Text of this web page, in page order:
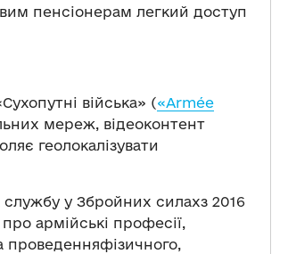
пенсіонерам легкий доступ
війська» («Armée
мереж, відеоконтент
геолокалізувати
службу у Збройних силахз 2016
армійські професії,
проведенняфізичного,